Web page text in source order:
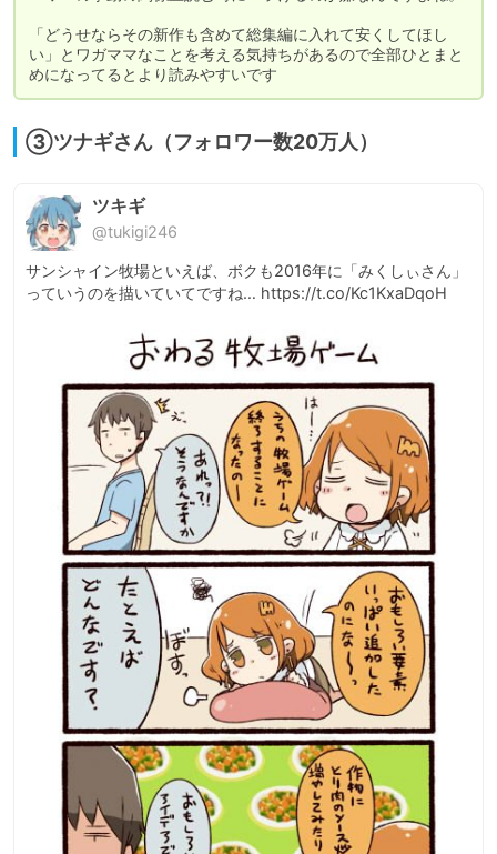
「どうせならその新作も含めて総集編に入れて安くしてほし
い」とワガママなことを考える気持ちがあるので全部ひとまと
めになってるとより読みやすいです
③ツナギさん（フォロワー数20万人）
ツキギ
@tukigi246
サンシャイン牧場といえば、ボクも2016年に「みくしぃさん」
っていうのを描いていてですね… https://t.co/Kc1KxaDqoH